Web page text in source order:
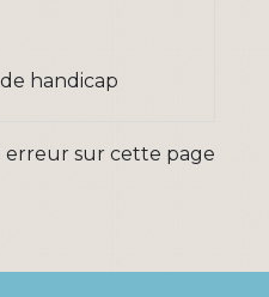
handicap
erreur sur cette page